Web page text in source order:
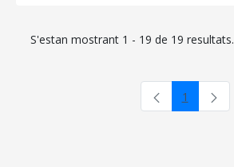
S'estan mostrant 1 - 19 de 19 resultats.
Pàgina
1